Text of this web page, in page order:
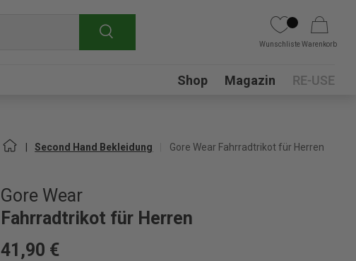
Suchen
WunschlisteWarenkorb
Submenu
Shop Magazin RE-USE
Second Hand Bekleidung Gore Wear Fahrradtrikot für Herren
Gore Wear
Fahrradtrikot für Herren
41,90 €